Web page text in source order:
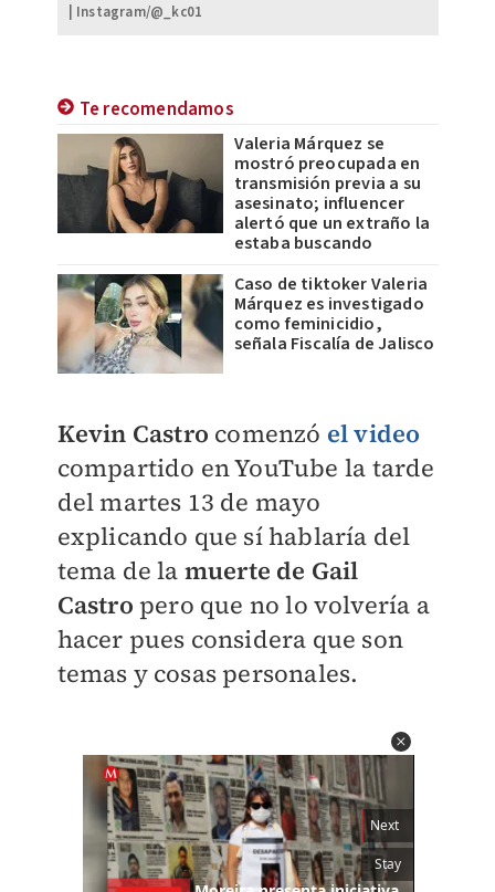
| Instagram/@_kc01
Te recomendamos
Valeria Márquez se
mostró preocupada en
transmisión previa a su
asesinato; influencer
alertó que un extraño la
estaba buscando
Caso de tiktoker Valeria
Márquez es investigado
como feminicidio,
señala Fiscalía de Jalisco
Kevin Castro comenzó el video
compartido en YouTube la tarde
del martes 13 de mayo
explicando que sí hablaría del
tema de la muerte de Gail
Castro pero que no lo volvería a
hacer pues considera que son
temas y cosas personales.